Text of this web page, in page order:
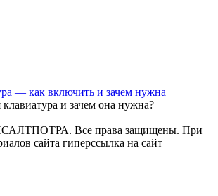
— как включить и зачем нужна
клавиатура и зачем она нужна?
Все права защищены. При
сайта гиперссылка на сайт